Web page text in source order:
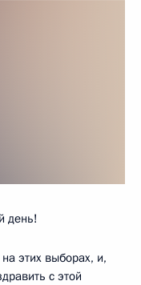
день!
этих выборах, и,
с этой